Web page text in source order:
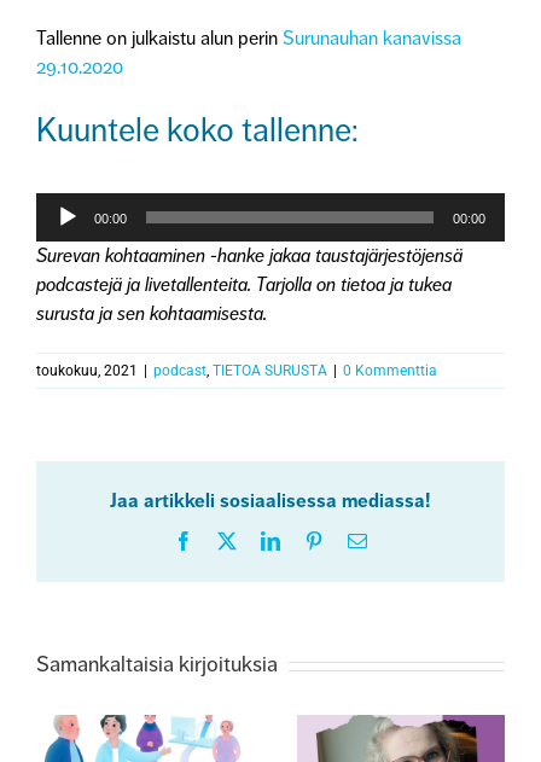
Tallenne on julkaistu alun perin Surunauhan kanavissa
29.10.2020
Kuuntele koko tallenne:
Äänitoistin
00:00 00:00
Surevan kohtaaminen -hanke jakaa taustajärjestöjensä
podcastejä ja livetallenteita. Tarjolla on tietoa ja tukea
surusta ja sen kohtaamisesta.
toukokuu, 2021 | podcast TIETOA SURUSTA | 0 Kommenttia
Jaa artikkeli sosiaalisessa mediassa!
Facebook LinkedInPinterestSähköposti
Samankaltaisia kirjoituksia